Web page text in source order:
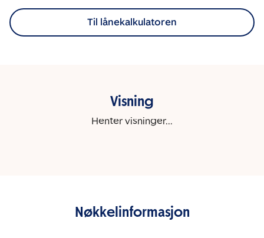
Til lånekalkulatoren
Visning
Henter visninger...
Nøkkelinformasjon